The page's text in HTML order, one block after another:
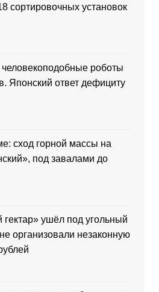
сортировочных установок
человекоподобные роботы
Японский ответ дефициту
сход горной массы на
под завалами до
ушёл под угольный
организовали незаконную